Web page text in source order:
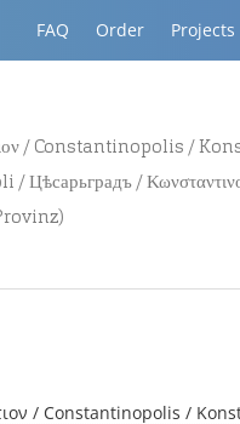
FAQ Order Projects
/